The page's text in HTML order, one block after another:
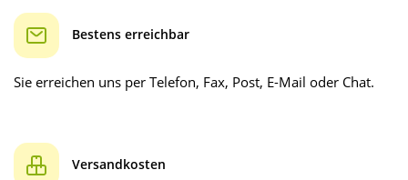
Bestens erreichbar
Sie erreichen uns per Telefon, Fax, Post, E-Mail oder Chat.
Versandkosten